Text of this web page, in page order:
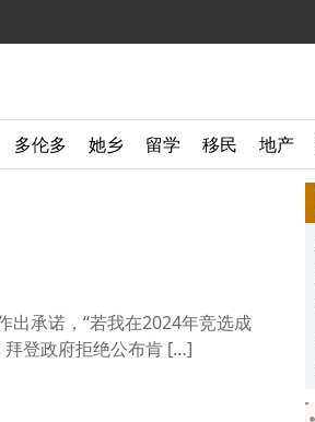
多伦多 她乡 留学 移民 地产
出承诺，“若我在2024年竞选成
拜登政府拒绝公布肯 […]